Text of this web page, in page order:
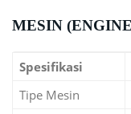
MESIN
Spesifikasi
Tipe Mesin